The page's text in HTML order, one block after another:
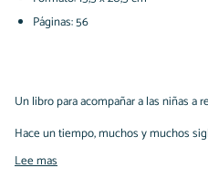
Páginas: 56
Un libro para acompañar a las niñas a
Hace un tiempo, muchos y muchos
Lee mas